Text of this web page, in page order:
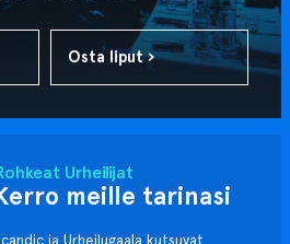
Osta liput ›
Urheilijat
meille tarinasi
ja Urheilugaala kutsuvat